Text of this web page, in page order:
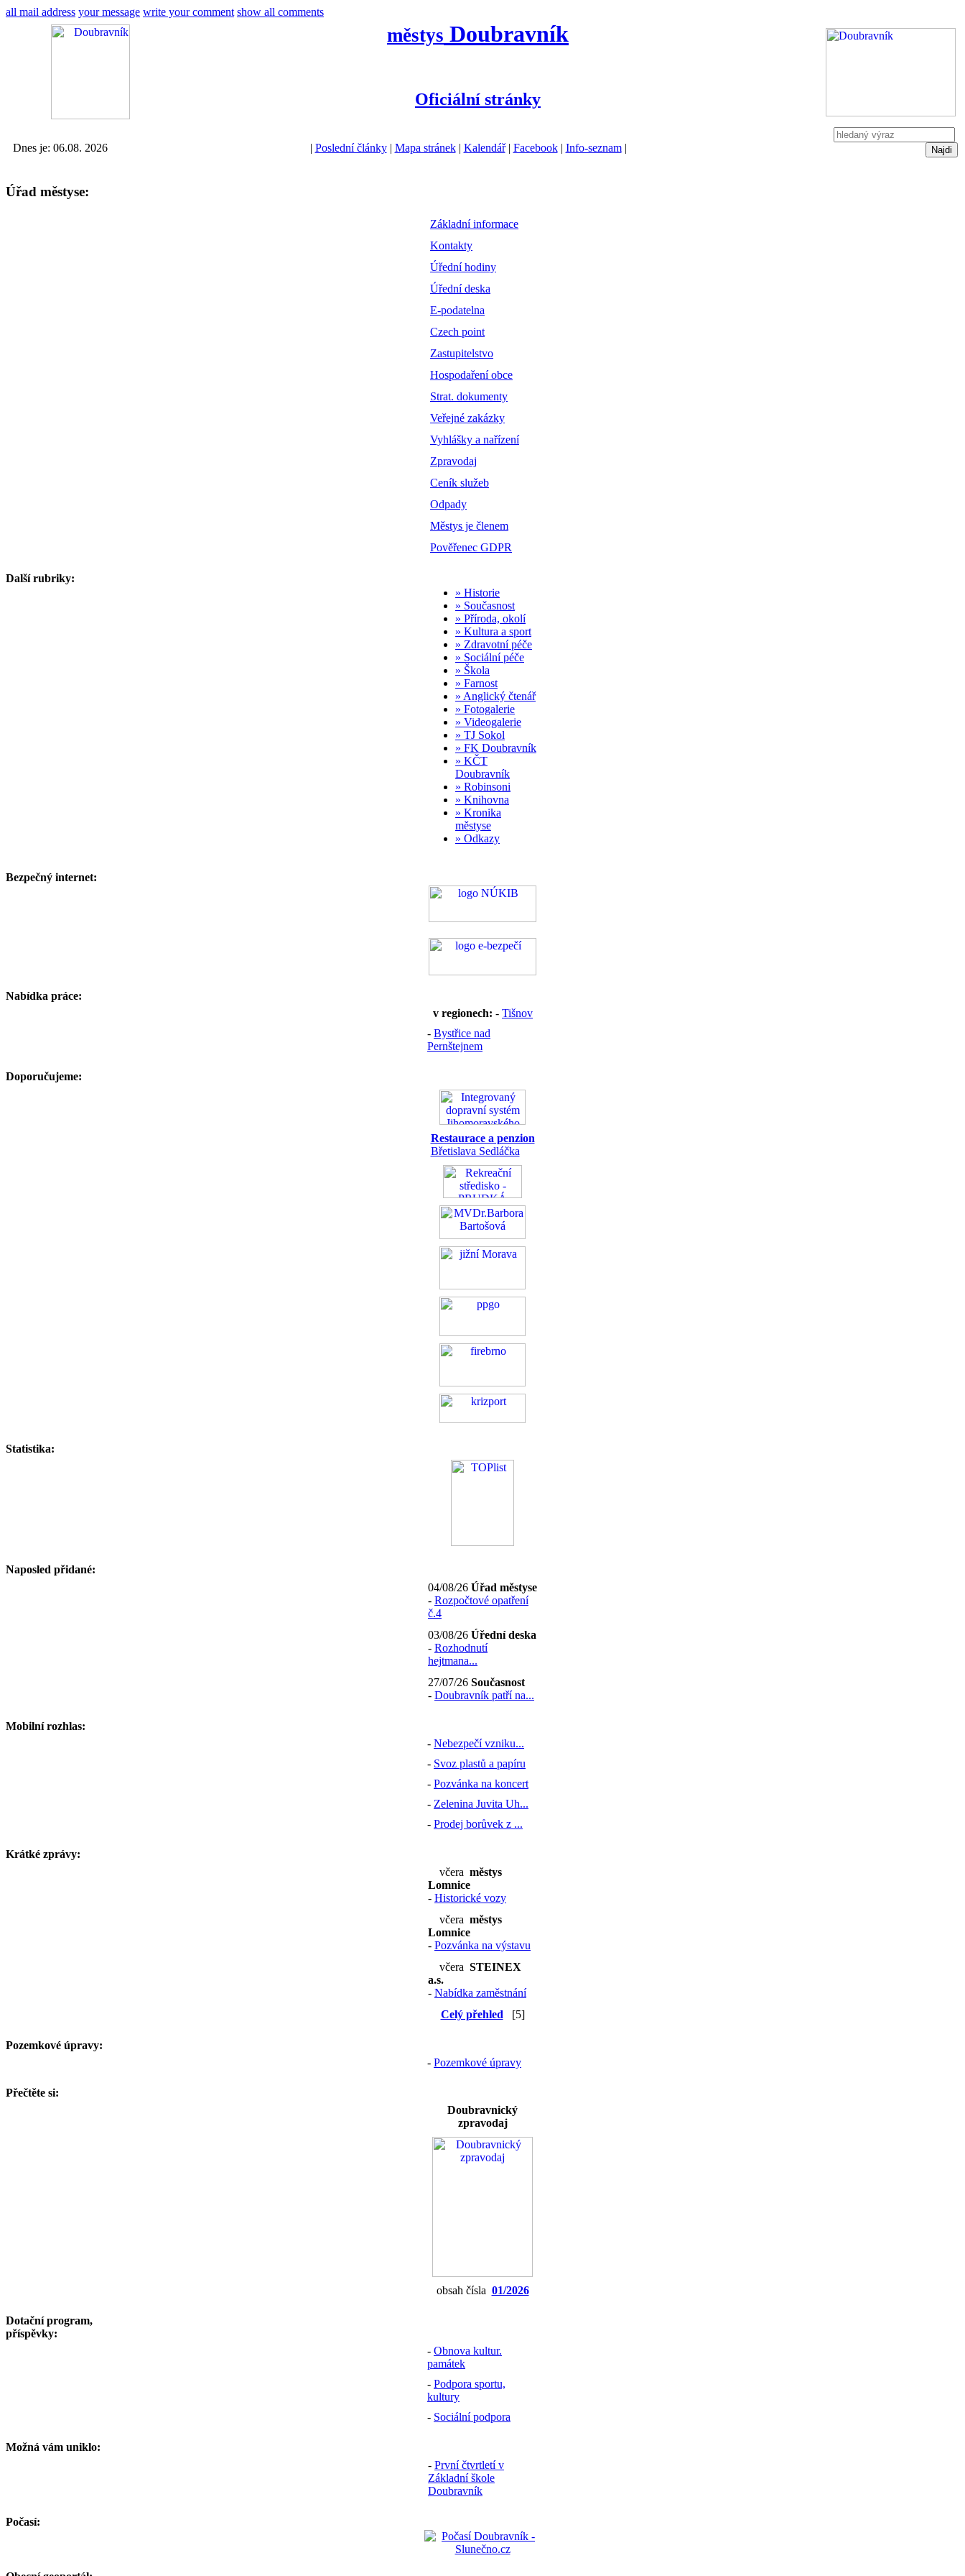
all mail address your message write your comment show all comments
městys Doubravník
Oficiální stránky
Dnes je: 06.08. 2026 | Poslední články| Mapa stránek| Kalendář| Facebook| Info-seznam|
Úřad městyse:
Základní informace
Kontakty
Úřední hodiny
Úřední deska
E-podatelna
Czech point
Zastupitelstvo
Hospodaření obce
Strat. dokumenty
Veřejné zakázky
Vyhlášky a nařízení
Zpravodaj
Ceník služeb
Odpady
Městys je členem
Pověřenec GDPR
Další rubriky:
» Historie
» Současnost
» Příroda, okolí
» Kultura a sport
» Zdravotní péče
» Sociální péče
» Škola
» Farnost
» Anglický čtenář
» Fotogalerie
» Videogalerie
» TJ Sokol
» FK Doubravník
» KČT
Doubravník
» Robinsoni
» Knihovna
» Kronika
městyse
» Odkazy
Bezpečný internet:
Nabídka práce:
v regionech: - Tišnov
- Bystřice nad
Pernštejnem
Doporučujeme:
Restaurace a penzion
Břetislava Sedláčka
Statistika:
Naposled přidané:
04/08/26 Úřad městyse
- Rozpočtové opatření
č.4
03/08/26 Úřední deska
- Rozhodnutí
hejtmana...
27/07/26 Současnost
- Doubravník patří na...
Mobilní rozhlas:
- Nebezpečí vzniku...
- Svoz plastů a papíru
- Pozvánka na koncert
- Zelenina Juvita Uh...
- Prodej borůvek z ...
Krátké zprávy:
včera městys
Lomnice
- Historické vozy
včera městys
Lomnice
- Pozvánka na výstavu
včera STEINEX
a.s.
- Nabídka zaměstnání
Celý přehled[5]
Pozemkové úpravy:
- Pozemkové úpravy
Přečtěte si:
Doubravnický
zpravodaj
obsah čísla 01/2026
Dotační program,
příspěvky:
- Obnova kultur.
památek
- Podpora sportu,
kultury
- Sociální podpora
Možná vám uniklo:
- První čtvrtletí v
Základní škole
Doubravník
Počasí: